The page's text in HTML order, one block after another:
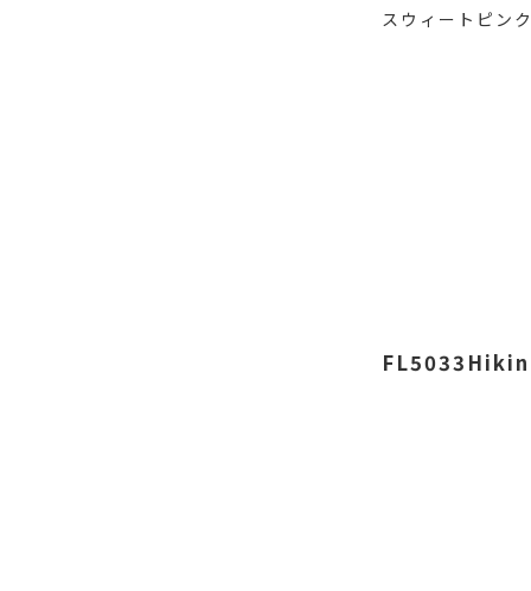
スウィートピン